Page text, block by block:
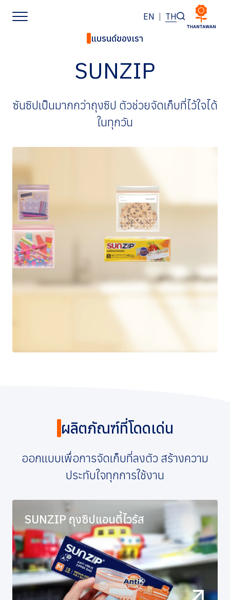
EN | TH
การพัฒนาอย่างยั่งยืน
การกำกับดูแลกิจการที่ดี
ข่าวสารและกิจกรรม
แบรนด์ของเรา
SUNZIP
ซันซิปเป็นมากกว่าถุงซิป ตัวช่วยจัดเก็บที่ไว้ใจได้
ในทุกวัน
ผลิตภัณฑ์ที่โดดเด่น
ออกแบบเพื่อการจัดเก็บที่ลงตัว สร้างความ
ประทับใจทุกการใช้งาน
SUNZIP ถุงซิปแอนตี้ไวรัส